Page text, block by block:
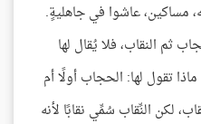
مساكين، عاشوا في جاهليةٍ.
ثم النقاب، فلا يُقال لها
تقول لها: الحجاب أولًا أم
لكن النِّقاب سُمِّي نقابًا لأنه